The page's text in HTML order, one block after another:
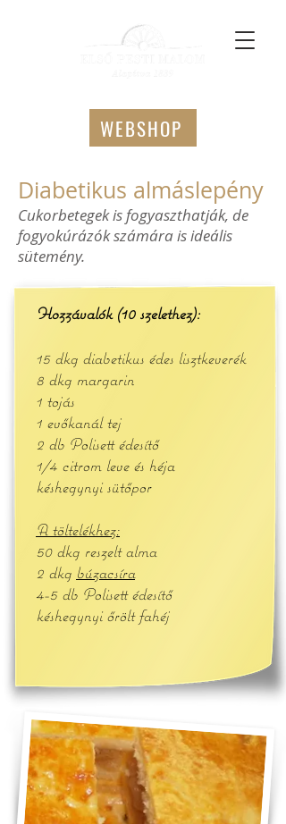
WEBSHOP
Diabetikus almáslepény
Cukorbetegek is fogyaszthatják, de
fogyokúrázók számára is ideális
sütemény.
Hozzávalók (10 szelethez):
15 dkg diabetikus édes lisztkeverék
8 dkg margarin
1 tojás
1 evőkanál tej
2 db Polisett édesítő
1/4 citrom leve és héja
késhegynyi sütőpor
A töltelékhez:
50 dkg reszelt alma
2 dkg búzacsíra
4-5 db Polisett édesítő
késhegynyi őrölt fahéj